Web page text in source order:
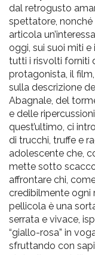
dal retrogusto
spettatore,
articola
oggi, sui suoi miti
tutti i risvolti forniti
protagonista, il
sulla descrizione
Abagnale, del
e delle
quest’ultimo, ci
di trucchi, truffe e
adolescente che,
mette sotto
affrontare chi,
credibilmente ogni
pellicola è una
serrata e vivace,
“giallo-rosa” in
sfruttando con